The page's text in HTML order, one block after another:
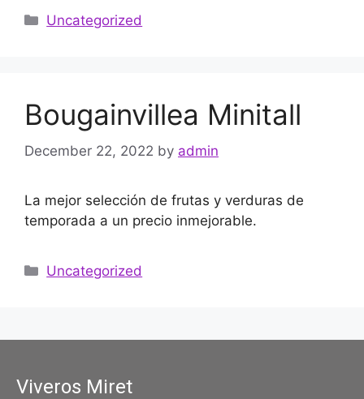
Uncategorized
Bougainvillea Minitall
December 22, 2022 by admin
La mejor selección de frutas y verduras de
temporada a un precio inmejorable.
Uncategorized
Viveros Miret